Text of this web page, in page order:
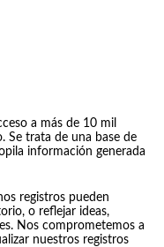
a más de 10 mil
Se trata de una base de
información generada
registros pueden
o reflejar ideas,
Nos comprometemos a
nuestros registros